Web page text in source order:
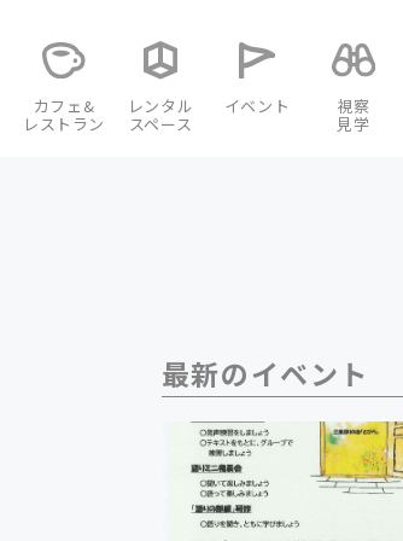
カフェ&
レストラン
レンタル
スペース
イベント 視察
見学
最新のイベント